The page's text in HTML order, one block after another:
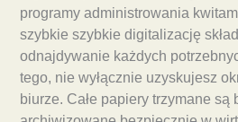
programy administrowania
szybkie szybkie digitalizację
odnajdywanie każdych
tego, nie wyłącznie uzyskujesz
biurze. Całe papiery trzymane są